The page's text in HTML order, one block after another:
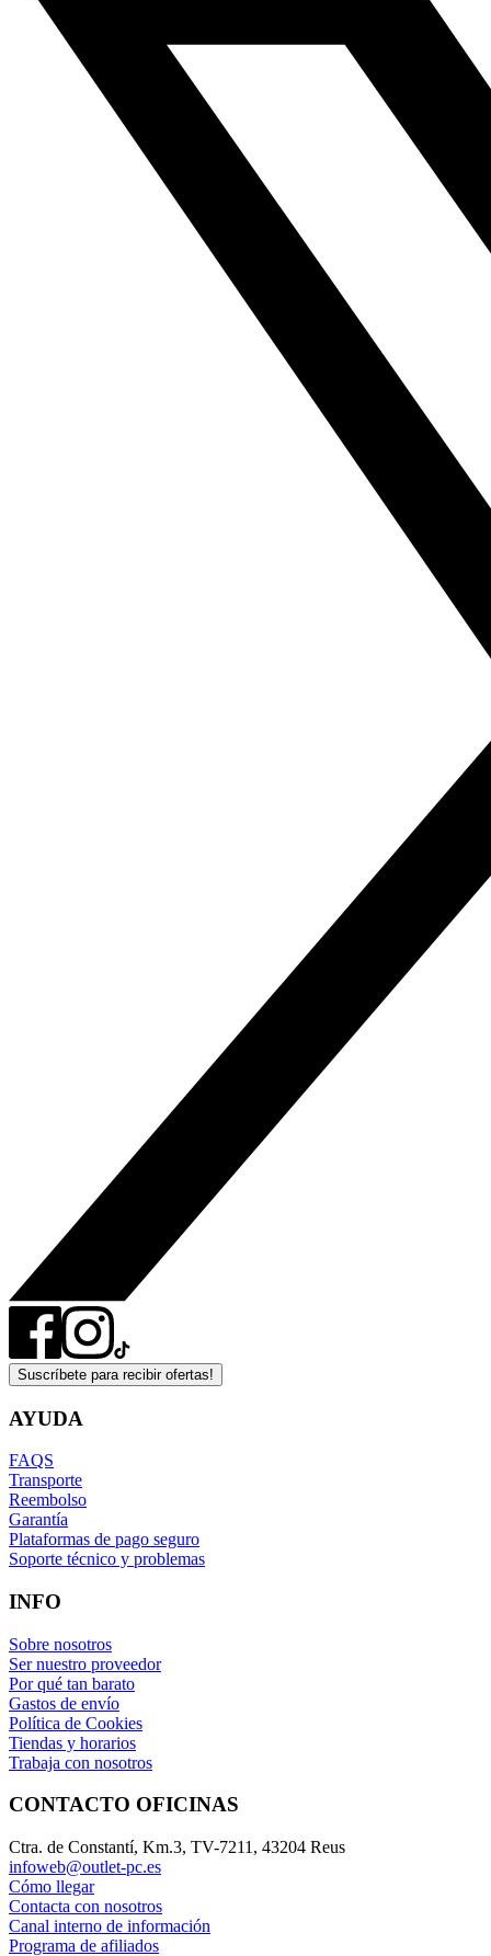
Suscríbete para recibir ofertas!
AYUDA
FAQS
Transporte
Reembolso
Garantía
Plataformas de pago seguro
Soporte técnico y problemas
INFO
Sobre nosotros
Ser nuestro proveedor
Por qué tan barato
Gastos de envío
Política de Cookies
Tiendas y horarios
Trabaja con nosotros
CONTACTO OFICINAS
Ctra. de Constantí, Km.3, TV-7211, 43204 Reus
infoweb@outlet-pc.es
Cómo llegar
Contacta con nosotros
Canal interno de información
Programa de afiliados